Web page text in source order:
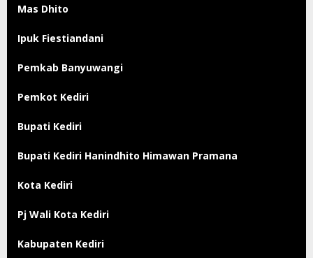
Mas Dhito
Ipuk Fiestiandani
Pemkab Banyuwangi
Pemkot Kediri
Bupati Kediri
Bupati Kediri Hanindhito Himawan Pramana
Kota Kediri
Pj Wali Kota Kediri
Kabupaten Kediri